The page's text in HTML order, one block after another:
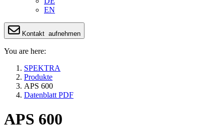
EN
Kontakt aufnehmen
You are here:
SPEKTRA
Produkte
APS 600
Datenblatt PDF
APS 600